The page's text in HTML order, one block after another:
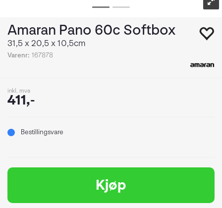
Amaran Pano 60c Softbox
31,5 x 20,5 x 10,5cm
Varenr: 167878
inkl. mva
411,-
Bestillingsvare
Kjøp